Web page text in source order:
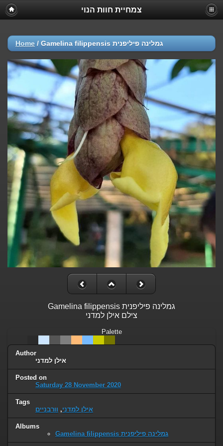
צמחיית חוות הנוי
Home / Gamelina filippensis גמלינה פיליפנית
Gamelina filippensis גמלינה פיליפנית
צילם אילן למדני
Palette
Author
אילן למדני
Posted on
Saturday 28 November 2020
Tags
אילן למדני, וורבניים
Albums
Gamelina filippensis גמלינה פיליפנית